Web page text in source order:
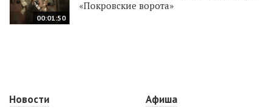
00:01:50
«Покровские ворота»
Новости
Афиша